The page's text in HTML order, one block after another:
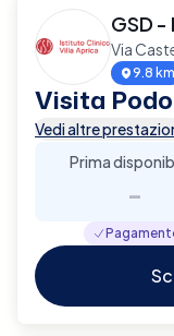
GSD
Via
9.8 km
Visita
Vedi altre
Prima
-